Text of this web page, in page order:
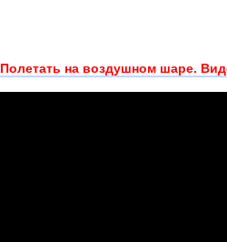
Полетать на воздушном шаре.